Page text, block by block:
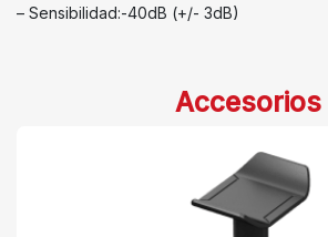
– Sensibilidad:-40dB (+/- 3dB)
Accesorios